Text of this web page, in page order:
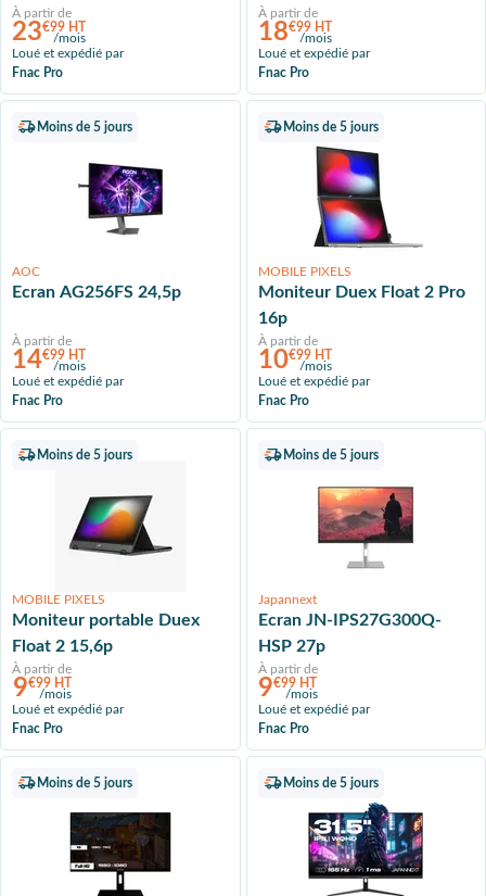
À partir de
23€99 HT
/mois
Loué et expédié par
Fnac Pro
À partir de
18€99 HT
/mois
Loué et expédié par
Fnac Pro
Moins de 5 jours
AOC
Ecran AG256FS 24,5p
À partir de
14€99 HT
/mois
Loué et expédié par
Fnac Pro
Moins de 5 jours
MOBILE PIXELS
Moniteur Duex Float 2 Pro
16p
À partir de
10€99 HT
/mois
Loué et expédié par
Fnac Pro
Moins de 5 jours
MOBILE PIXELS
Moniteur portable Duex
Float 2 15,6p
À partir de
9€99 HT
/mois
Loué et expédié par
Fnac Pro
Moins de 5 jours
Japannext
Ecran JN-IPS27G300Q-
HSP 27p
À partir de
9€99 HT
/mois
Loué et expédié par
Fnac Pro
Moins de 5 jours Moins de 5 jours